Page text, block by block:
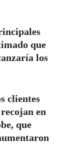
que
los
clientes
en
que